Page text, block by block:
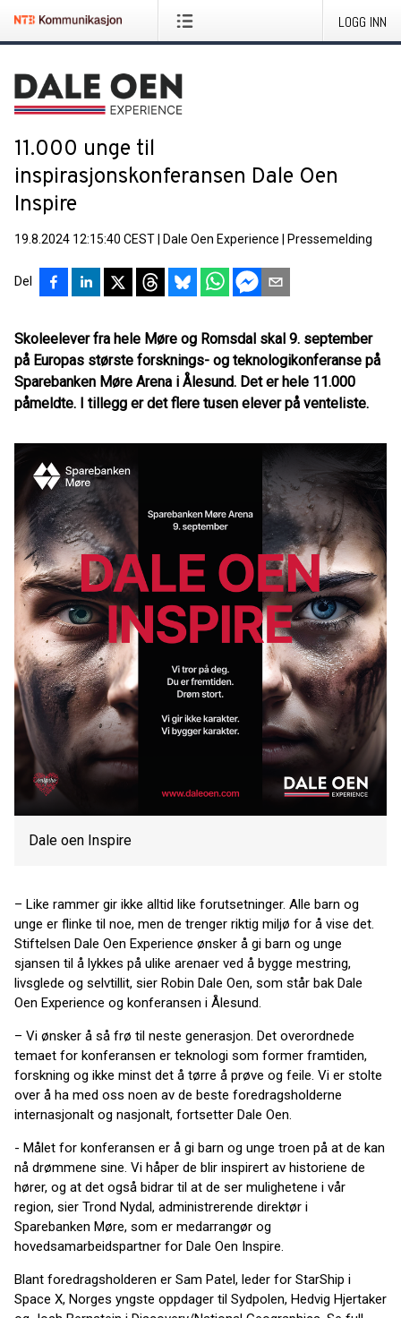
LOGG INN
11.000 unge til
inspirasjonskonferansen Dale Oen
Inspire
19.8.2024 12:15:40 CEST Dale Oen Experience Pressemelding
Del
Skoleelever fra hele Møre og Romsdal skal 9. september
på Europas største forsknings- og teknologikonferanse på
Sparebanken Møre Arena i Ålesund. Det er hele 11.000
påmeldte. I tillegg er det flere tusen elever på venteliste.
Dale oen Inspire
– Like rammer gir ikke alltid like forutsetninger. Alle barn og
unge er flinke til noe, men de trenger riktig miljø for å vise det.
Stiftelsen Dale Oen Experience ønsker å gi barn og unge
sjansen til å lykkes på ulike arenaer ved å bygge mestring,
livsglede og selvtillit, sier Robin Dale Oen, som står bak Dale
Oen Experience og konferansen i Ålesund.
– Vi ønsker å så frø til neste generasjon. Det overordnede
temaet for konferansen er teknologi som former framtiden,
forskning og ikke minst det å tørre å prøve og feile. Vi er stolte
over å ha med oss noen av de beste foredragsholderne
internasjonalt og nasjonalt, fortsetter Dale Oen.
- Målet for konferansen er å gi barn og unge troen på at de kan
nå drømmene sine. Vi håper de blir inspirert av historiene de
hører, og at det også bidrar til at de ser mulighetene i vår
region, sier Trond Nydal, administrerende direktør i
Sparebanken Møre, som er medarrangør og
hovedsamarbeidspartner for Dale Oen Inspire.
Blant foredragsholderen er Sam Patel, leder for StarShip i
Space X, Norges yngste oppdager til Sydpolen, Hedvig Hjertaker